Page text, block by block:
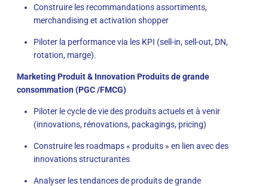
Construire les recommandations assortiments,
merchandising et activation shopper
Piloter la performance via les KPI (sell-in, sell-out, DN,
rotation, marge).
Marketing Produit & Innovation Produits de grande
consommation (PGC /FMCG)
Piloter le cycle de vie des produits actuels et à venir
(innovations, rénovations, packagings, pricing)
Construire les roadmaps « produits » en lien avec des
innovations structurantes
Analyser les tendances de produits de grande